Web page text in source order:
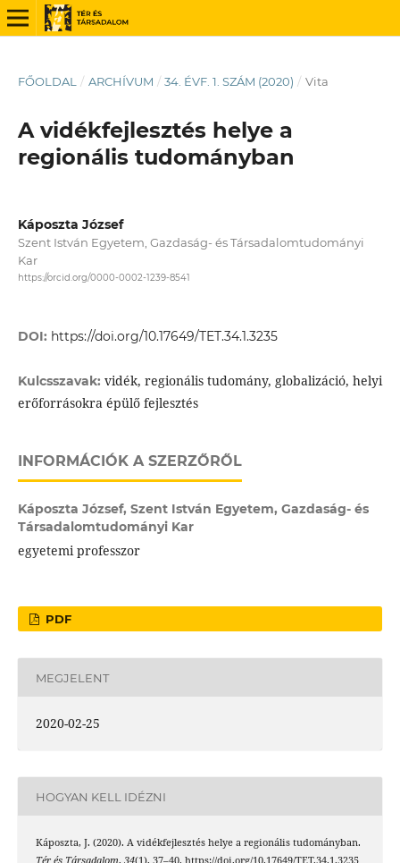
FŐOLDAL / ARCHÍVUM / 34. ÉVF. 1. SZÁM (2020) / Vita
A vidékfejlesztés helye a
regionális tudományban
Káposzta József
Szent István Egyetem, Gazdaság- és Társadalomtudományi
Kar
https://orcid.org/0000-0002-1239-8541
DOI: https://doi.org/10.17649/TET.34.1.3235
Kulcsszavak: vidék, regionális tudomány, globalizáció, helyi
erőforrásokra épülő fejlesztés
INFORMÁCIÓK A SZERZŐRŐL
Káposzta József, Szent István Egyetem, Gazdaság- és
Társadalomtudományi Kar
egyetemi professzor
PDF
MEGJELENT
2020-02-25
HOGYAN KELL IDÉZNI
Káposzta, J. (2020). A vidékfejlesztés helye a regionális tudományban.